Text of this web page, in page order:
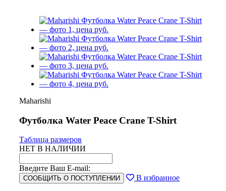
Maharishi
Футболка Water Peace Crane T-Shirt
Таблица размеров
НЕТ В НАЛИЧИИ
Введите Ваш E-mail:
СООБЩИТЬ О ПОСТУПЛЕНИИ В избранное